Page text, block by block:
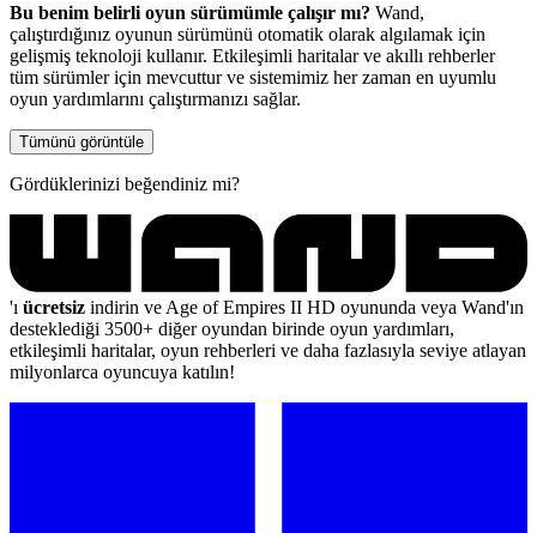
Bu benim belirli oyun sürümümle çalışır mı? Wand,
çalıştırdığınız oyunun sürümünü otomatik olarak algılamak için
gelişmiş teknoloji kullanır. Etkileşimli haritalar ve akıllı rehberler
tüm sürümler için mevcuttur ve sistemimiz her zaman en uyumlu
oyun yardımlarını çalıştırmanızı sağlar.
Tümünü görüntüle
Gördüklerinizi beğendiniz mi?
'ı ücretsiz indirin ve Age of Empires II HD oyununda veya Wand'ın
desteklediği 3500+ diğer oyundan birinde oyun yardımları,
etkileşimli haritalar, oyun rehberleri ve daha fazlasıyla seviye atlayan
milyonlarca oyuncuya katılın!